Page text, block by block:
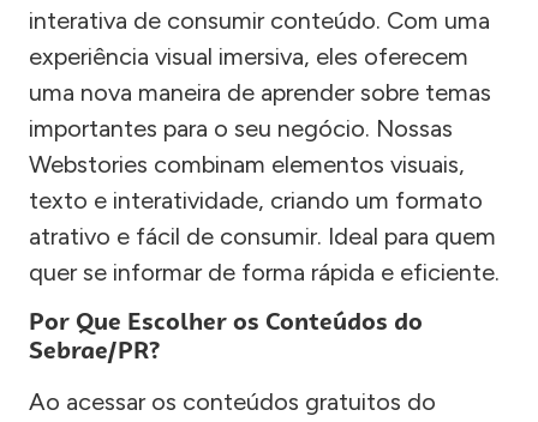
interativa de consumir conteúdo. Com uma
experiência visual imersiva, eles oferecem
uma nova maneira de aprender sobre temas
importantes para o seu negócio. Nossas
Webstories combinam elementos visuais,
texto e interatividade, criando um formato
atrativo e fácil de consumir. Ideal para quem
quer se informar de forma rápida e eficiente.
Por Que Escolher os Conteúdos do
Sebrae/PR?
Ao acessar os conteúdos gratuitos do